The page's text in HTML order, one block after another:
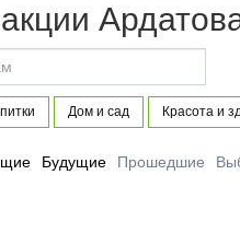
Дом и сад Красота и
Будущие Прошедшие